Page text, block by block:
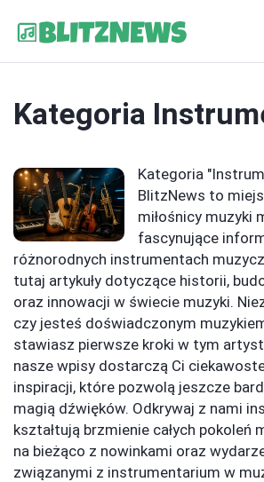
Kategoria
Kategoria
BlitzNews to
miłośnicy muzyki
fascynujące
różnorodnych instrumentach
tutaj artykuły dotyczące historii,
oraz innowacji w świecie muzyki.
czy jesteś doświadczonym
stawiasz pierwsze kroki w tym
nasze wpisy dostarczą Ci
inspiracji, które pozwolą jeszcze
magią dźwięków. Odkrywaj z nami
kształtują brzmienie całych pokoleń
na bieżąco z nowinkami oraz
związanymi z instrumentarium w